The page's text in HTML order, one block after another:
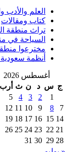
العلم والأدب
كتاب ومقالات
تراث منطقة
السياحة في
مخترعوا
أنظمة
أغسطس 2026
ج س د ن ث أرب
1
2
3
4
5
7
8
9
10
11
12
14
15
16
17
18
19
21
22
23
24
25
26
28
29
30
31